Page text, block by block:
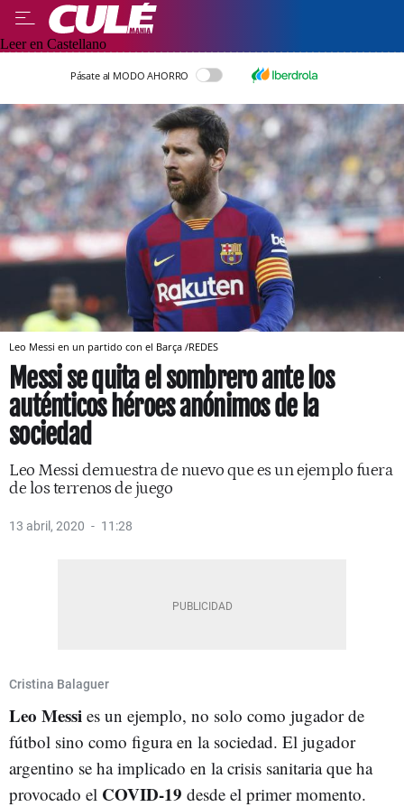
Leer en Castellano
Pásate al MODO AHORRO
Leo Messi en un partido con el Barça /REDES
Messi se quita el sombrero ante los
auténticos héroes anónimos de la
sociedad
Leo Messi demuestra de nuevo que es un ejemplo fuera
de los terrenos de juego
13 abril, 2020 11:28
Cristina Balaguer
Leo Messi es un ejemplo, no solo como jugador de
fútbol sino como figura en la sociedad. El jugador
argentino se ha implicado en la crisis sanitaria que ha
provocado el COVID-19 desde el primer momento.